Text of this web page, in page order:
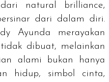
dari natural brilliance,
dari dalam diri.
Ayunda merayakan
dibuat, melainkan
alami bukan hanya
hidup, simbol cinta,